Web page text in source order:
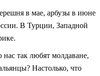
в мае, арбузы в июне
В Турции, Западной
нас так любят молдаване,
Настолько, что